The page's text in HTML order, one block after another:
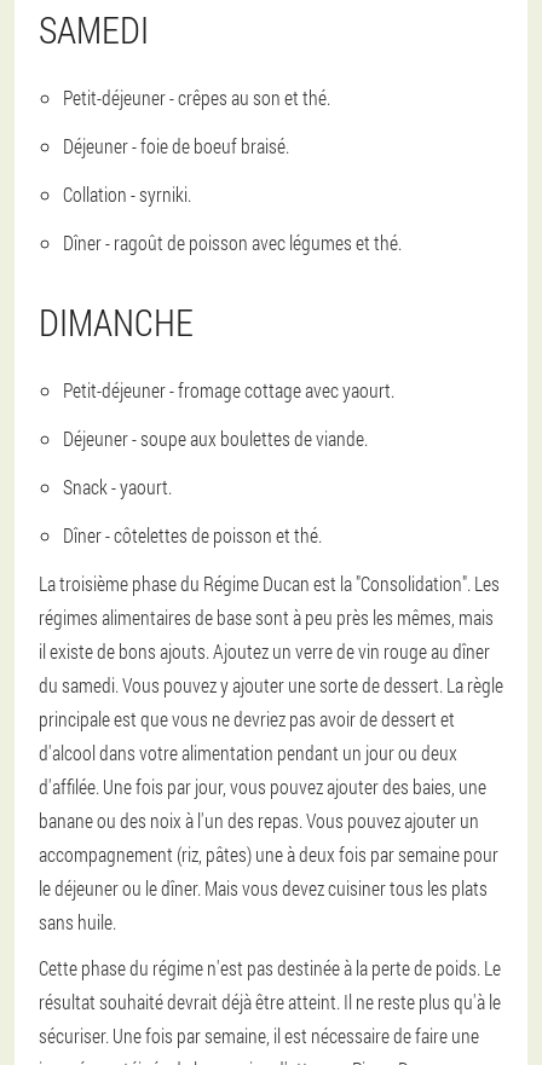
SAMEDI
Petit-déjeuner - crêpes au son et thé.
Déjeuner - foie de boeuf braisé.
Collation - syrniki.
Dîner - ragoût de poisson avec légumes et thé.
DIMANCHE
Petit-déjeuner - fromage cottage avec yaourt.
Déjeuner - soupe aux boulettes de viande.
Snack - yaourt.
Dîner - côtelettes de poisson et thé.
La troisième phase du Régime Ducan est la "Consolidation". Les
régimes alimentaires de base sont à peu près les mêmes, mais
il existe de bons ajouts. Ajoutez un verre de vin rouge au dîner
du samedi. Vous pouvez y ajouter une sorte de dessert. La règle
principale est que vous ne devriez pas avoir de dessert et
d'alcool dans votre alimentation pendant un jour ou deux
d'affilée. Une fois par jour, vous pouvez ajouter des baies, une
banane ou des noix à l'un des repas. Vous pouvez ajouter un
accompagnement (riz, pâtes) une à deux fois par semaine pour
le déjeuner ou le dîner. Mais vous devez cuisiner tous les plats
sans huile.
Cette phase du régime n'est pas destinée à la perte de poids. Le
résultat souhaité devrait déjà être atteint. Il ne reste plus qu'à le
sécuriser. Une fois par semaine, il est nécessaire de faire une